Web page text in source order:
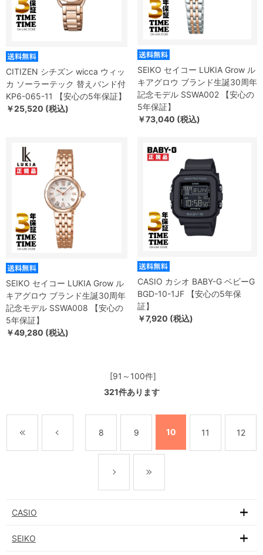
CITIZEN シチズン wicca ウィッ
カ ソーラーテック 替えバンド付
KP6-065-11 【安心の5年保証】
￥25,520 (税込)
SEIKO セイコー LUKIA Grow ル
キアグロウ ブランド生誕30周年
記念モデル SSWA002 【安心の
5年保証】
￥73,040 (税込)
SEIKO セイコー LUKIA Grow ル
キアグロウ ブランド生誕30周年
記念モデル SSWA008 【安心の
5年保証】
￥49,280 (税込)
CASIO カシオ BABY-G ベビーG
BGD-10-1JF 【安心の5年保
証】
￥7,920 (税込)
[91～100件]
321件あります
8 9 10 11 12
CASIO
SEIKO